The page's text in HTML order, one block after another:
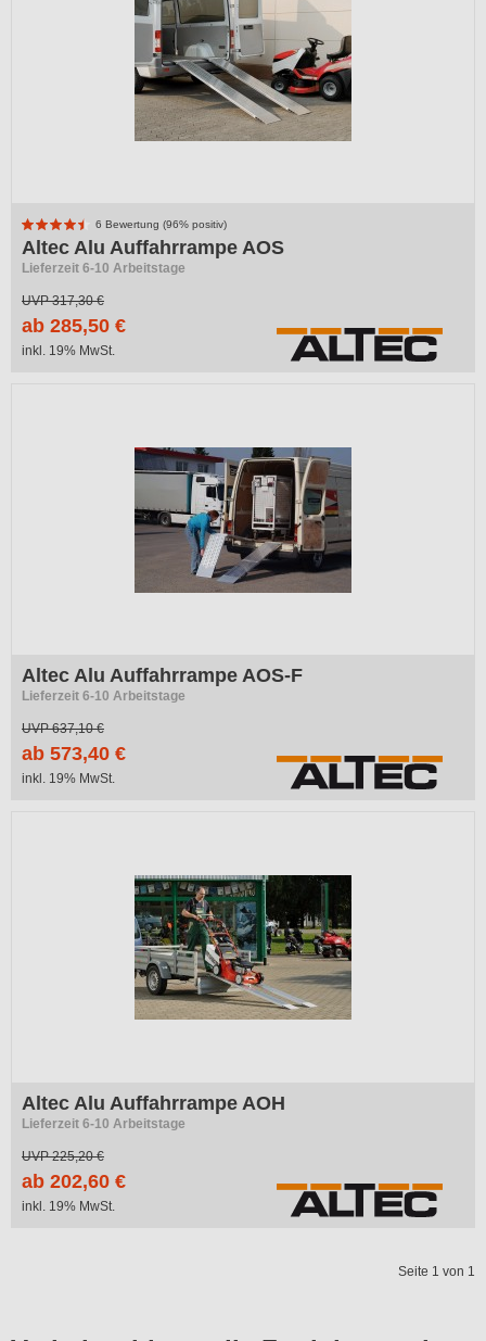
6 Bewertung (96% positiv)
Altec Alu Auffahrrampe AOS
Lieferzeit 6-10 Arbeitstage
UVP317,30 €
ab 285,50 €
inkl. 19% MwSt.
Altec Alu Auffahrrampe AOS-F
Lieferzeit 6-10 Arbeitstage
UVP637,10 €
ab 573,40 €
inkl. 19% MwSt.
Altec Alu Auffahrrampe AOH
Lieferzeit 6-10 Arbeitstage
UVP225,20 €
ab 202,60 €
inkl. 19% MwSt.
Seite 1 von 1